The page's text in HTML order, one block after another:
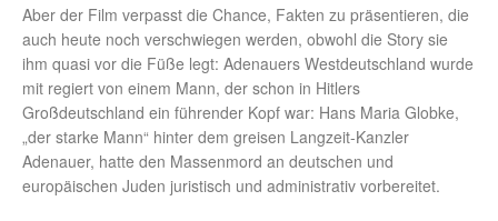
Aber der Film verpasst die Chance, Fakten zu präsentieren, die
auch heute noch verschwiegen werden, obwohl die Story sie
ihm quasi vor die Füße legt: Adenauers Westdeutschland wurde
mit regiert von einem Mann, der schon in Hitlers
Großdeutschland ein führender Kopf war: Hans Maria Globke,
„der starke Mann“ hinter dem greisen Langzeit-Kanzler
Adenauer, hatte den Massenmord an deutschen und
europäischen Juden juristisch und administrativ vorbereitet.